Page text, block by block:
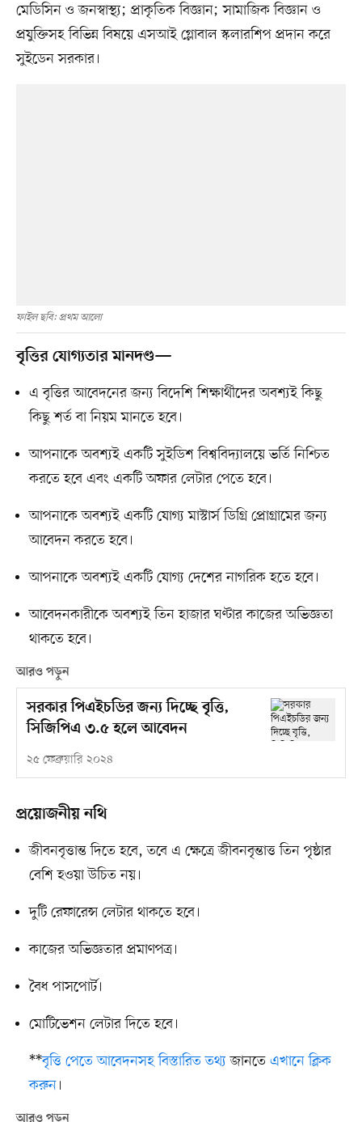
মেডিসিন ও জনস্বাস্থ্য; প্রাকৃতিক বিজ্ঞান; সামাজিক বিজ্ঞান ও
প্রযুক্তিসহ বিভিন্ন বিষয়ে এসআই গ্লোবাল স্কলারশিপ প্রদান করে
সুইডেন সরকার।
ফাইল ছবি: প্রথম আলো
বৃত্তির যোগ্যতার মানদণ্ড—
এ বৃত্তির আবেদনের জন্য বিদেশি শিক্ষার্থীদের অবশ্যই কিছু
কিছু শর্ত বা নিয়ম মানতে হবে।
আপনাকে অবশ্যই একটি সুইডিশ বিশ্ববিদ্যালয়ে ভর্তি নিশ্চিত
করতে হবে এবং একটি অফার লেটার পেতে হবে।
আপনাকে অবশ্যই একটি যোগ্য মাস্টার্স ডিগ্রি প্রোগ্রামের জন্য
আবেদন করতে হবে।
আপনাকে অবশ্যই একটি যোগ্য দেশের নাগরিক হতে হবে।
আবেদনকারীকে অবশ্যই তিন হাজার ঘণ্টার কাজের অভিজ্ঞতা
থাকতে হবে।
আরও পড়ুন
সরকার পিএইচডির জন্য দিচ্ছে বৃত্তি,
সিজিপিএ ৩.৫ হলে আবেদন
২৫ ফেব্রুয়ারি ২০২৪
প্রয়োজনীয় নথি
জীবনবৃত্তান্ত দিতে হবে, তবে এ ক্ষেত্রে জীবনবৃন্তাত্ত তিন পৃষ্ঠার
বেশি হওয়া উচিত নয়।
দুটি রেফারেন্স লেটার থাকতে হবে।
কাজের অভিজ্ঞতার প্রমাণপত্র।
বৈধ পাসপোর্ট।
মোটিভেশন লেটার দিতে হবে।
**বৃত্তি পেতে আবেদনসহ বিস্তারিত তথ্যজানতে এখানে ক্লিক
করুন।
আরও পড়ুন